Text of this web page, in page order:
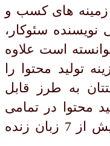
های کسب و
سئوکار،
است علاوه
تولید محتوا را
به طرز قابل
محتوا در تمامی
زمینه های کسب و کار به بیش از 7 زبان زنده